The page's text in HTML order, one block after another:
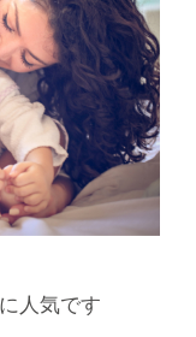
人気です